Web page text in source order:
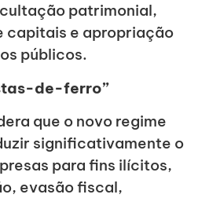
patrimonial,
capitais e apropriação
públicos.
de-ferro”
que o novo regime
significativamente o
para fins ilícitos,
evasão fiscal,